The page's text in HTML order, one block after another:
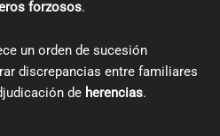
forzosos.
un orden de sucesión
discrepancias entre familiares
de herencias.